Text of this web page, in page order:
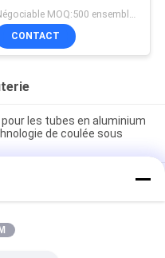
libre AL-10 de
de sable
CONTACT
les tubes en aluminium
de coulée sous
anodisé moulé sous
de tubes
coulée de tubes en